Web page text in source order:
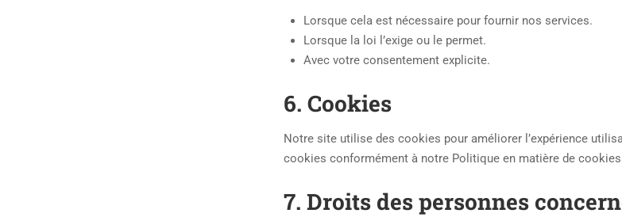
Lorsque cela est nécessaire pour fournir nos services.
Lorsque la loi l’exige ou le permet.
Avec votre consentement explicite.
6. Cookies
Notre site utilise des cookies pour améliorer l’expérience
cookies conformément à notre Politique en matière de
7. Droits des personnes